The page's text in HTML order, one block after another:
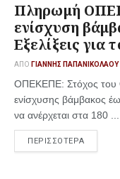
Πληρωμή
ενίσχυση
Εξελίξεις για
ΑΠΌ ΓΙΆΝΝΗΣ ΠΑΠΑΝΙΚΟΛΆΟΥ
ΟΠΕΚΕΠΕ: Στόχος του
ενίσχυσης βάμβακος
να ανέρχεται στα 180 ...
ΠΕΡΙΣΣΟΤΕΡΑ